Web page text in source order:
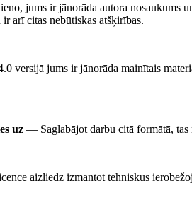
jums ir jānorāda autora nosaukums
arī citas nebūtiskas atšķirības.
versijā jums ir jānorāda mainītais
uz — Saglabājot darbu citā formātā, tas
aizliedz izmantot tehniskus